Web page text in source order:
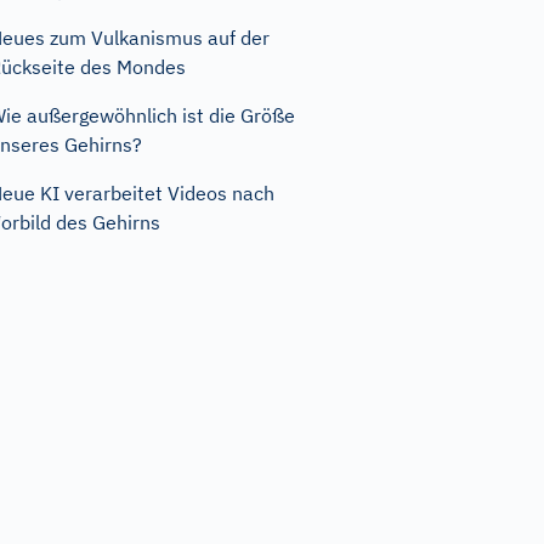
zum Vulkanismus auf der
des Mondes
außergewöhnlich ist die Größe
Gehirns?
KI verarbeitet Videos nach
des Gehirns